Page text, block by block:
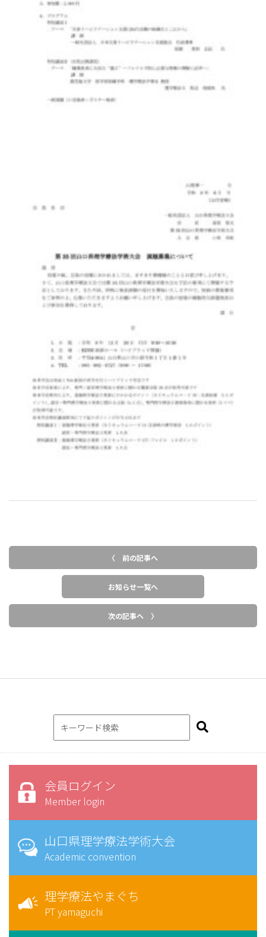
〈 前の記事へ
お知らせ一覧へ
次の記事へ 〉
会員ログイン
Member login
山口県理学療法学術大会
Academic convention
理学療法やまぐち
PT yamaguchi